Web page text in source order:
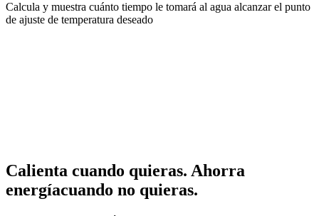
Calcula y muestra cuánto tiempo le tomará al agua alcanzar el punto
de ajuste de temperatura deseado
Calienta cuando quieras. Ahorra
energíacuando no quieras.